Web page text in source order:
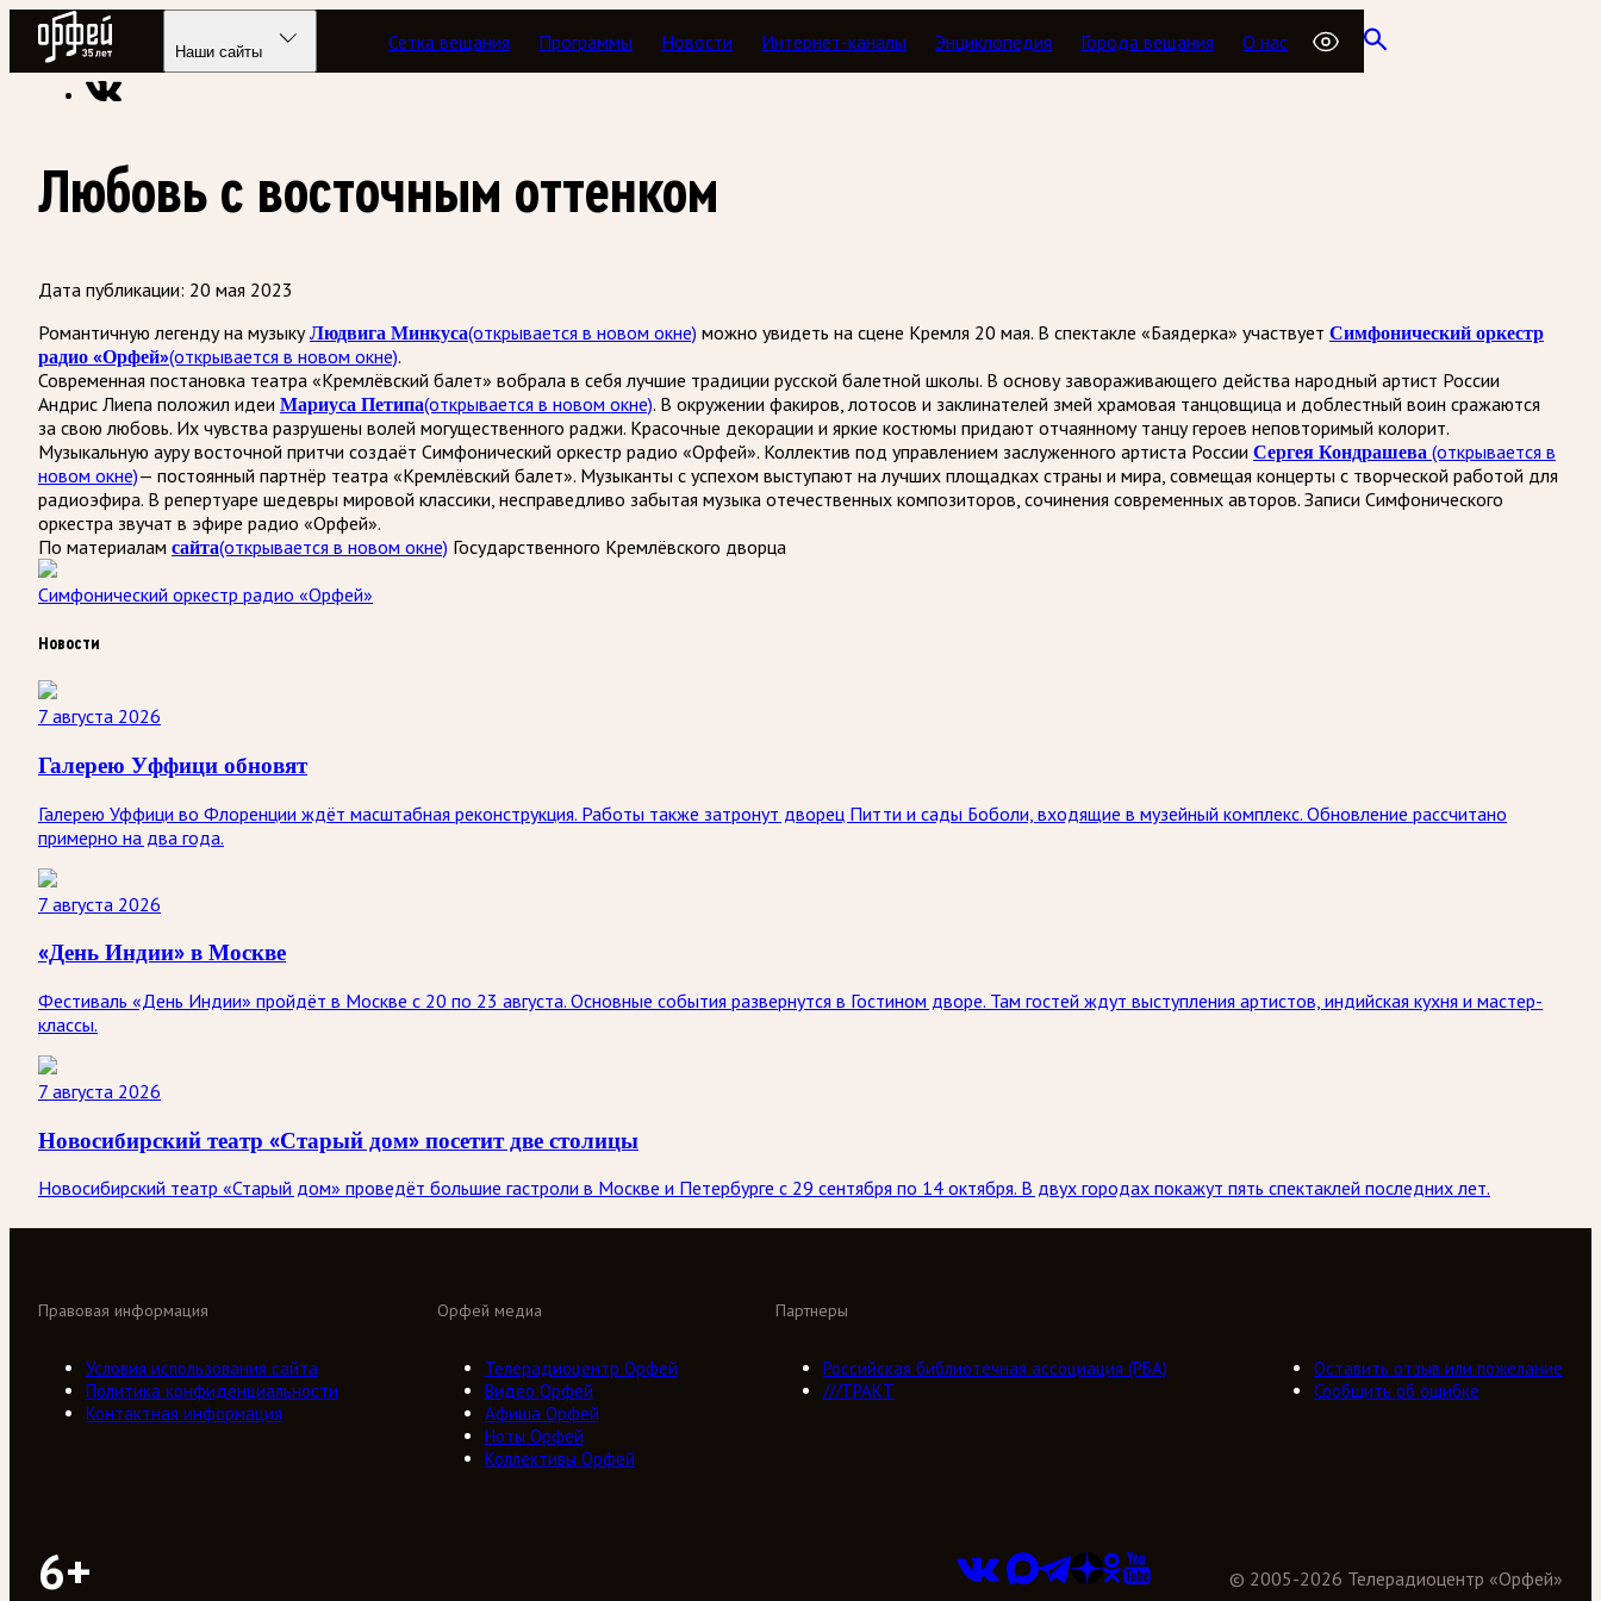
Радио Орфей
Наши сайты Сетка вещания Программы Новости Интернет-каналы Энциклопедия Города вещания О нас
Радио классической музыки «Орфей» Новости
Любовь с восточным оттенком
Дата публикации: 20 мая 2023
Романтичную легенду на музыкуЛюдвига Минкуса(открывается в новом окне) можно увидеть на сцене Кремля 20 мая. В спектакле «Баядерка» участвует Симфонический оркестр
радио «Орфей»(открывается в новом окне).
Современная постановка театра «Кремлёвский балет» вобрала в себя лучшие традиции русской балетной школы. В основу завораживающего действа народный артист России
Андрис Лиепа положил идеи Мариуса Петипа(открывается в новом окне). В окружении факиров, лотосов и заклинателей змей храмовая танцовщица и доблестный воин сражаются
за свою любовь. Их чувства разрушены волей могущественного раджи. Красочные декорации и яркие костюмы придают отчаянному танцу героев неповторимый колорит.
Музыкальную ауру восточной притчи создаёт Симфонический оркестр радио «Орфей». Коллектив под управлением заслуженного артиста России Сергея Кондрашева (открывается в
новом окне)— постоянный партнёр театра «Кремлёвский балет». Музыканты с успехом выступают на лучших площадках страны и мира, совмещая концерты с творческой работой для
радиоэфира. В репертуаре шедевры мировой классики, несправедливо забытая музыка отечественных композиторов, сочинения современных авторов. Записи Симфонического
оркестра звучат в эфире радио «Орфей».
По материалам сайта(открывается в новом окне) Государственного Кремлёвского дворца
Симфонический оркестр радио «Орфей»
Новости
7 августа 2026
Галерею Уффици обновят
Галерею Уффици во Флоренции ждёт масштабная реконструкция. Работы также затронут дворец Питти и сады Боболи, входящие в музейный комплекс. Обновление рассчитано
примерно на два года.
7 августа 2026
«День Индии» в Москве
Фестиваль «День Индии» пройдёт в Москве с 20 по 23 августа. Основные события развернутся в Гостином дворе. Там гостей ждут выступления артистов, индийская кухня и мастер-
классы.
7 августа 2026
Новосибирский театр «Старый дом» посетит две столицы
Новосибирский театр «Старый дом» проведёт большие гастроли в Москве и Петербурге с 29 сентября по 14 октября. В двух городах покажут пять спектаклей последних лет.
Орфей медиа
Телерадиоцентр Орфей
Видео Орфей
Афиша Орфей
Ноты Орфей
Коллективы Орфей
Партнеры
Российская библиотечная ассоциация (РБА)
///ТРАКТ
Правовая информация
Условия использования сайта
Политика конфиденциальности
Контактная информация
Оставить отзыв или пожелание
Сообщить об ошибке
6+ © 2005-2026 Телерадиоцентр «Орфей»